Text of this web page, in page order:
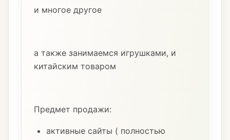
и многое другое
а также занимаемся игрушками, и
китайским товаром
Предмет продажи:
активные сайты ( полностью